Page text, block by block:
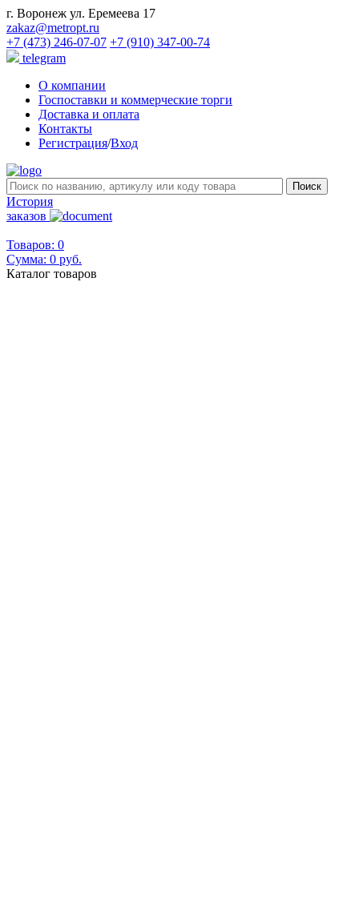
г. Воронеж ул. Еремеева 17
zakaz@metropt.ru
+7 (473) 246-07-07 +7 (910) 347-00-74
telegram
О компании
Госпоставки и коммерческие торги
Доставка и оплата
Контакты
Регистрация/Вход
История
заказов
Товаров: 0
Сумма: 0 руб.
Каталог товаров